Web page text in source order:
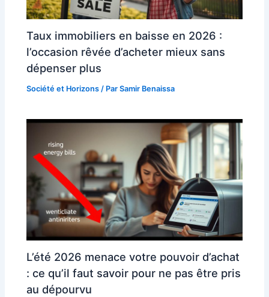
Taux immobiliers en baisse en 2026 :
l’occasion rêvée d’acheter mieux sans
dépenser plus
Société et Horizons / ParSamir Benaissa
L’été 2026 menace votre pouvoir d’achat
: ce qu’il faut savoir pour ne pas être pris
au dépourvu